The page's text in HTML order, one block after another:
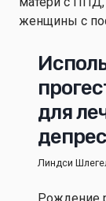
для
Линдси